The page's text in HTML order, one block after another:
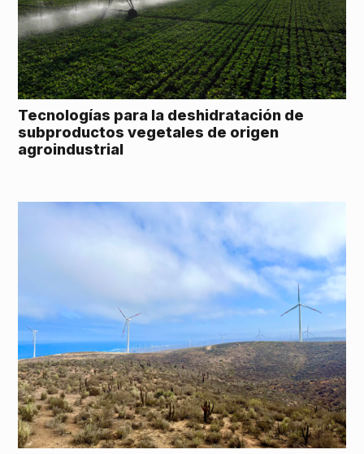
Tecnologías para la deshidratación de
subproductos vegetales de origen
agroindustrial